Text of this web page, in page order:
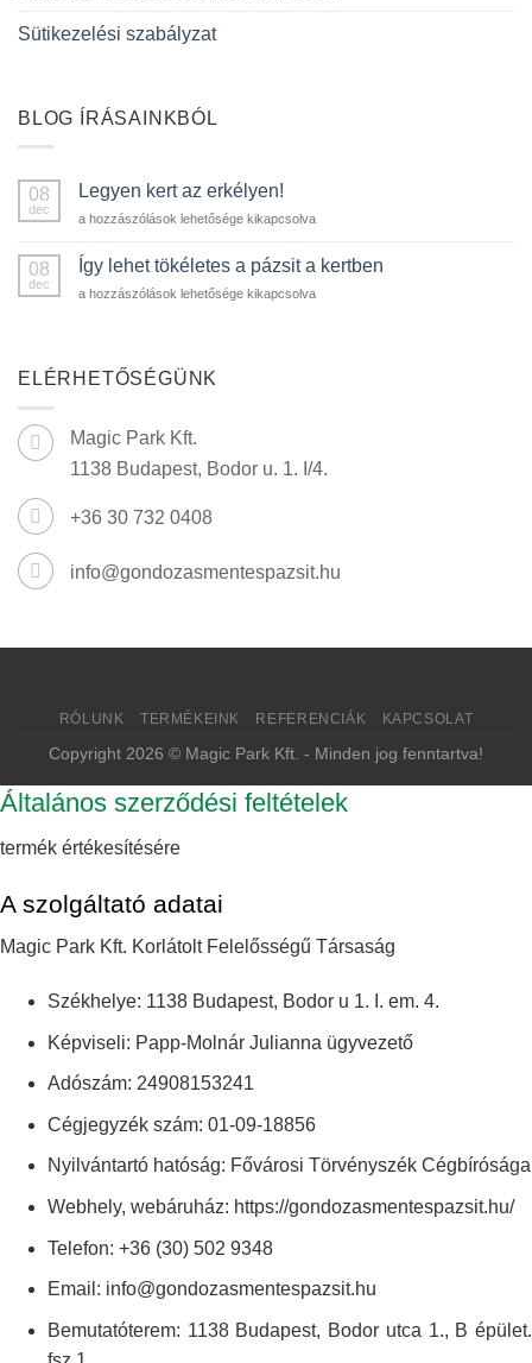
Sütikezelési szabályzat
BLOG ÍRÁSAINKBÓL
08
dec
Legyen kert az erkélyen!
Legyen
az
erkélyen!
bejegyzéshez
a hozzászólások lehetősége kikapcsolva
08
dec
Így lehet tökéletes a pázsit a kertben
Így
pázsit
bejegyzéshez
a hozzászólások lehetősége kikapcsolva
ELÉRHETŐSÉGÜNK
Magic Park Kft.
1138 Budapest, Bodor u. 1. I/4.
+36 30 732 0408
info@gondozasmentespazsit.hu
RÓLUNK TERMÉKEINK REFERENCIÁK KAPCSOLAT
Copyright 2026 © Magic Park Kft. - Minden jog fenntartva!
Általános szerződési feltételek
termék értékesítésére
A szolgáltató adatai
Magic Park Kft. Korlátolt Felelősségű Társaság
Székhelye: 1138 Budapest, Bodor u 1. I. em. 4.
Képviseli: Papp-Molnár Julianna ügyvezető
Adószám: 24908153241
Cégjegyzék szám: 01-09-18856
Nyilvántartó hatóság: Fővárosi Törvényszék Cégbírósága
Webhely, webáruház: https://gondozasmentespazsit.hu/
Telefon: +36 (30) 502 9348
Email: info@gondozasmentespazsit.hu
Bemutatóterem: 1138 Budapest, Bodor utca 1., B épület.